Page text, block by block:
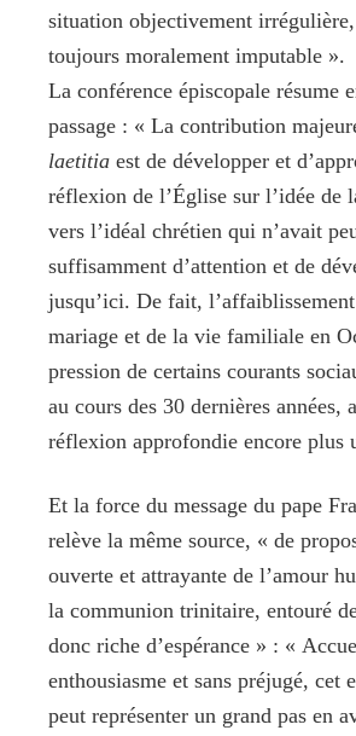
situation objectivement
toujours moralement imputable ».
La conférence épiscopale résume
passage : « La contribution
laetitia est de développer et
réflexion de l’Église sur l’idée de
vers l’idéal chrétien qui n’avait
suffisamment d’attention et de
jusqu’ici. De fait,
mariage et de la vie familiale en
pression de certains courants
au cours des 30 dernières années,
réflexion approfondie encore plus
Et la force du message du pape
relève la même source, « de
ouverte et attrayante de l’amour
la communion trinitaire, entouré
donc riche d’espérance » : «
enthousiasme et sans préjugé, cet
peut représenter un grand pas en